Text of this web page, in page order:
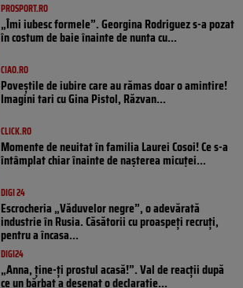
PROSPORT.RO
„Îmi iubesc formele”. Georgina Rodriguez s-a pozat
în costum de baie înainte de nunta cu...
CIAO.RO
Poveştile de iubire care au rămas doar o amintire!
Imagini tari cu Gina Pistol, Răzvan...
CLICK.RO
Momente de neuitat în familia Laurei Cosoi! Ce s-a
întâmplat chiar înainte de nașterea micuței...
DIGI 24
Escrocheria „Văduvelor negre”, o adevărată
industrie în Rusia. Căsătorii cu proaspeți recruți,
pentru a încasa...
DIGI24
„Anna, ţine-ţi prostul acasă!”. Val de reacții după
ce un bărbat a desenat o declarație...